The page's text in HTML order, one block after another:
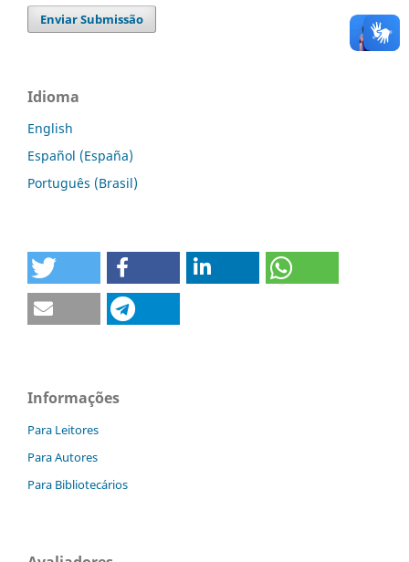
Enviar Submissão
Idioma
English
Español (España)
Português (Brasil)
Informações
Para Leitores
Para Autores
Para Bibliotecários